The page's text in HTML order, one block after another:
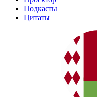
Подкасты
Цитаты